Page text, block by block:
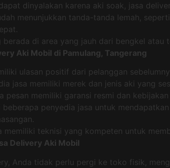
dinyalakan karena aki soak, jasa
menunjukkan tanda-tanda lemah,
berada di area yang jauh dari bengkel
Aki Mobil di Pamulang, Tangerang
ulasan positif dari pelanggan
jasa memiliki merek dan jenis aki yang
pesan memiliki garansi resmi dan
beberapa penyedia jasa untuk
memiliki teknisi yang kompeten untuk
Delivery Aki Mobil
Anda tidak perlu pergi ke toko fisik,